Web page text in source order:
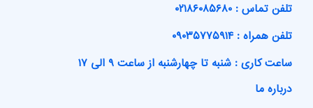
تلفن تماس : ۰۲۱۸۶۰۸۵۶۸۰
تلفن همراه : ۰۹۰۳۵۷۷۵۹۱۴
ساعت کاری : شنبه تا چهارشنبه از ساعت ۹ الی ۱۷
درباره ما